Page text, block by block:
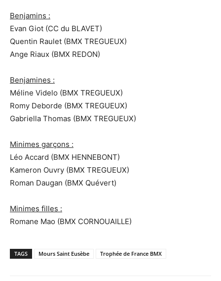
Benjamins :
Evan Giot (CC du BLAVET)
Quentin Raulet (BMX TREGUEUX)
Ange Riaux (BMX REDON)
Benjamines :
Méline Videlo (BMX TREGUEUX)
Romy Deborde (BMX TREGUEUX)
Gabriella Thomas (BMX TREGUEUX)
Minimes garçons :
Léo Accard (BMX HENNEBONT)
Kameron Ouvry (BMX TREGUEUX)
Roman Daugan (BMX Quévert)
Minimes filles :
Romane Mao (BMX CORNOUAILLE)
TAGS Mours Saint Eusèbe Trophée de France BMX